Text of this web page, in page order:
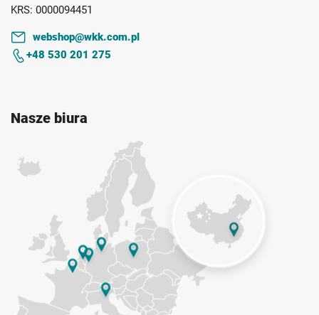
KRS: 0000094451
webshop@wkk.com.pl
+48 530 201 275
Nasze biura